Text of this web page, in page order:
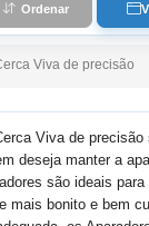
Ordenar
Viva de precisão
Viva de precisão
deseja manter a
são ideais
mais bonito e bem